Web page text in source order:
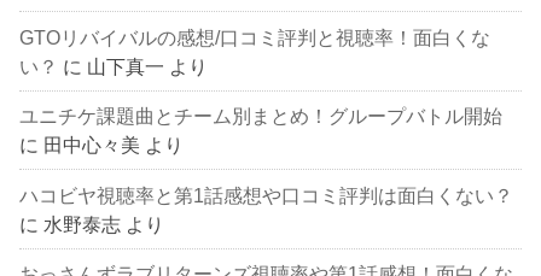
GTOリバイバルの感想/口コミ評判と視聴率！面白くな
い？ に 山下真一 より
ユニチケ課題曲とチーム別まとめ！グループバトル開始
に 田中心々美 より
ハコビヤ視聴率と第1話感想や口コミ評判は面白くない？
に 水野泰志 より